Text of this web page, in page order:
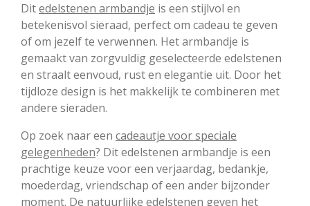
Ditedelstenen armbandje is een stijlvol en
betekenisvol sieraad, perfect om cadeau te geven
of om jezelf te verwennen. Het armbandje is
gemaakt van zorgvuldig geselecteerde edelstenen
en straalt eenvoud, rust en elegantie uit. Door het
tijdloze design is het makkelijk te combineren met
andere sieraden.
Op zoek naar een cadeautje voor speciale
gelegenheden? Dit edelstenen armbandje is een
prachtige keuze voor een verjaardag, bedankje,
moederdag, vriendschap of een ander bijzonder
moment. De natuurlijke edelstenen geven het